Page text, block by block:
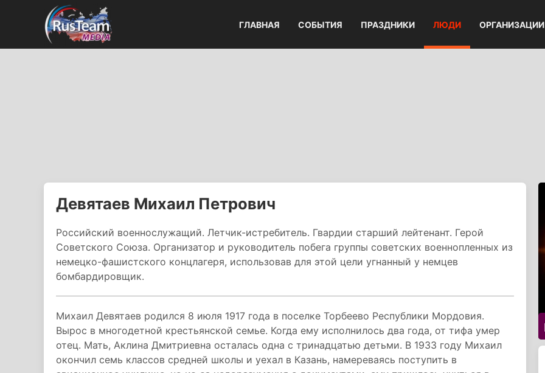
ГЛАВНАЯ СОБЫТИЯ ПРАЗДНИКИ ЛЮДИ ОРГАНИЗАЦИИ
Девятаев Михаил Петрович
Российский военнослужащий. Летчик-истребитель. Гвардии старший лейтенант. Герой
Советского Союза. Организатор и руководитель побега группы советских военнопленных из
немецко-фашистского концлагеря, использовав для этой цели угнанный у немцев
бомбардировщик.
Михаил Девятаев родился 8 июля 1917 года в поселке Торбеево Республики Мордовия.
Вырос в многодетной крестьянской семье. Когда ему исполнилось два года, от тифа умер
отец. Мать, Аклина Дмитриевна осталась одна с тринадцатью детьми. В 1933 году Михаил
окончил семь классов средней школы и уехал в Казань, намереваясь поступить в